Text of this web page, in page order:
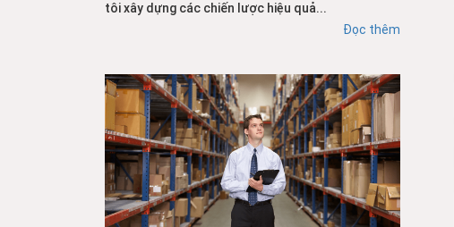
tôi xây dựng các chiến lược hiệu quả...
Đọc thêm